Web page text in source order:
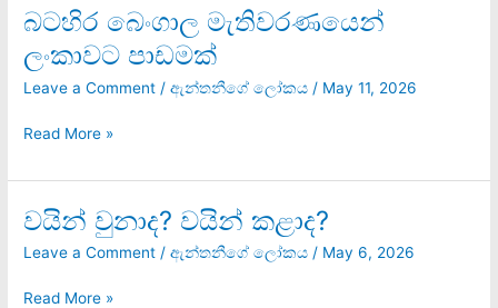
බටහිර බෙංගාල මැතිවරණයෙන්
ලංකාවට පාඩමක්
Leave a Comment /ඇන්තනීගේ ලෝකය / May 11, 2026
බටහිර
මැතිවරණයෙන්
ලංකාවට
Read More »
වයින් වුනාද? වයින් කළාද?
Leave a Comment /ඇන්තනීගේ ලෝකය / May 6, 2026
වයින්
වයින්
Read More »